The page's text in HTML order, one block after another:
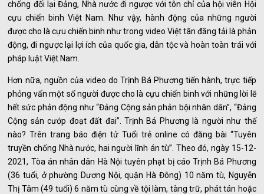
chống đối lại Đảng, Nhà nước đi ngược với tôn chỉ của hội viên Hội
cựu chiến binh Việt Nam. Như vậy, hành động của những người
được cho là cựu chiến binh như trong video Việt tân đăng tải là phản
động, đi ngược lại lợi ích của quốc gia, dân tộc và hoàn toàn trái với
pháp luật Việt Nam.
Hơn nữa, nguồn của video do Trịnh Bá Phương tiến hành, trực tiếp
phỏng vấn một số người được cho là cựu chiến binh với những lời lẽ
hết sức phản động như “Đảng Cộng sản phản bội nhân dân”, “Đảng
Cộng sản cướp đoạt đất đai”. Trịnh Bá Phương là người như thế
nào? Trên trang báo điện tử Tuổi trẻ online có đăng bài “Tuyên
truyền chống Nhà nước, hai người lĩnh án tù”. Theo đó, ngày 15-12-
2021, Tòa án nhân dân Hà Nội tuyên phạt bị cáo Trịnh Bá Phương
(36 tuổi, ở phường Dương Nội, quận Hà Đông) 10 năm tù, Nguyễn
Thị Tâm (49 tuổi) 6 năm tù cùng về tội làm, tàng trữ, phát tán hoặc